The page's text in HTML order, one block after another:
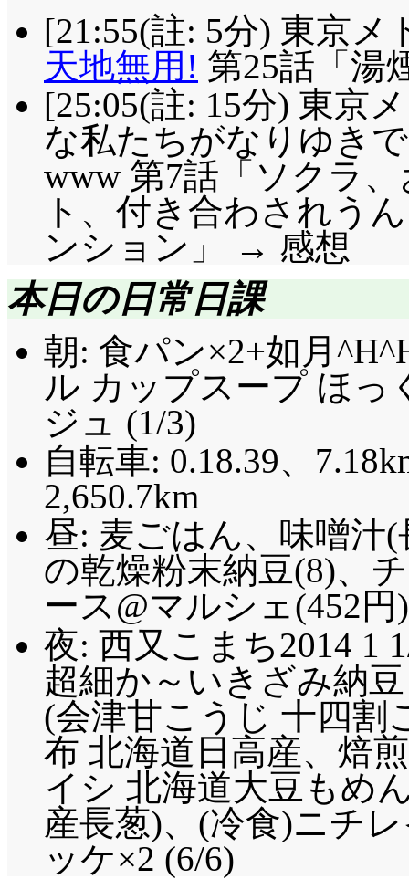
[21:55(註: 5分) 東京
天地無用! 第25話「湯
[25:05(註: 15分) 東京
な私たちがなりゆき
www 第7話「ソクラ
ト、付き合わされう
ンション」 → 感想
本日の日常日課
朝: 食パン×2+如月
ル カップスープ ほっ
ジュ (1/3)
自転車: 0.18.39、
2,650.7km
昼: 麦ごはん、味噌汁
の乾燥粉末納豆(8)、
ース@マルシェ(452円)
夜: 西又こまち2014 1
超細か～いきざみ納
(会津甘こうじ 十四割
布 北海道日高産、焙
イシ 北海道大豆もめ
産長葱)、(冷食)ニチ
ッケ×2 (6/6)